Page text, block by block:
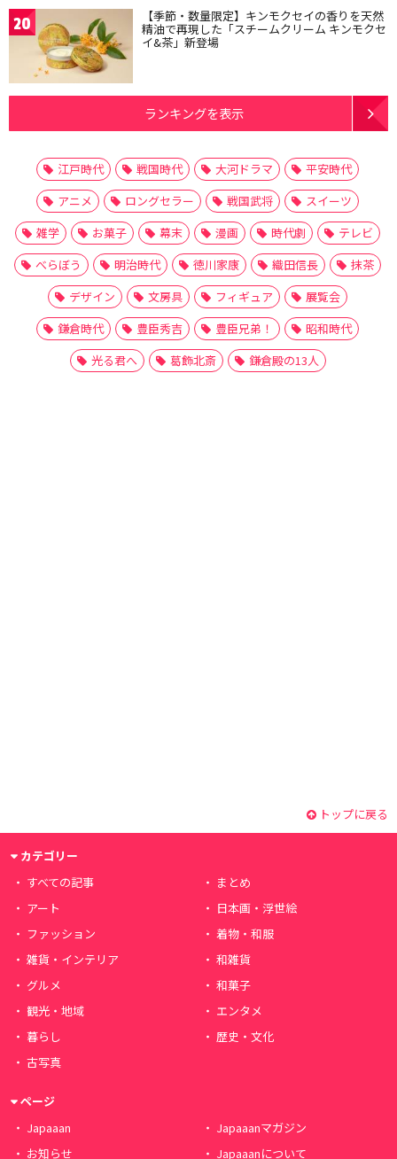
20 【季節・数量限定】キンモクセイの香りを天然
精油で再現した「スチームクリーム キンモクセ
イ&茶」新登場
ランキングを表示
江戸時代 戦国時代 大河ドラマ
平安時代
アニメ
ロングセラー 戦国武将
スイーツ
雑学
お菓子 幕末 漫画 時代劇
テレビ
べらぼう
明治時代 徳川家康 織田信長
抹茶
デザイン
文房具 フィギュア
展覧会
鎌倉時代
豊臣秀吉 豊臣兄弟！
昭和時代
光る君へ
葛飾北斎 鎌倉殿の13人
トップに戻る
カテゴリー
すべての記事
まとめ
アート
日本画・浮世絵
ファッション
着物・和服
雑貨・インテリア
和雑貨
グルメ
和菓子
観光・地域
エンタメ
暮らし
歴史・文化
古写真
ページ
Japaaan
Japaaanマガジン
お知らせ
Japaaanについて